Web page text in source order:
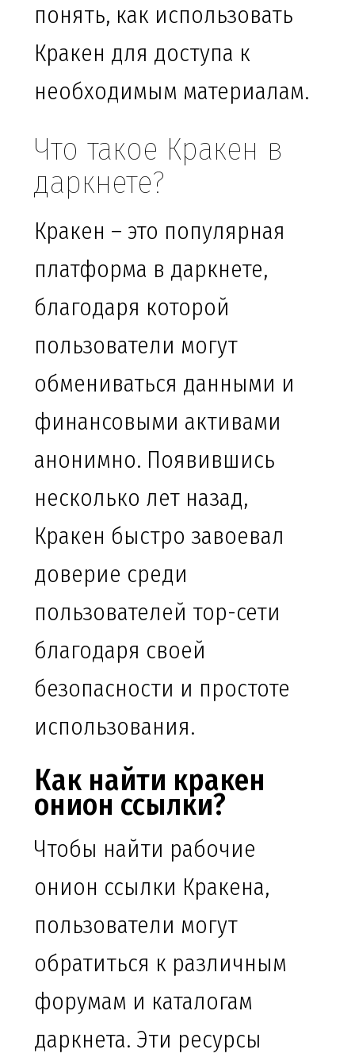
понять, как использовать
Кракен для доступа к
необходимым материалам.
Что такое Кракен в
даркнете?
Кракен – это популярная
платформа в даркнете,
благодаря которой
пользователи могут
обмениваться данными и
финансовыми активами
анонимно. Появившись
несколько лет назад,
Кракен быстро завоевал
доверие среди
пользователей тор-сети
благодаря своей
безопасности и простоте
использования.
Как найти кракен
онион ссылки?
Чтобы найти рабочие
онион ссылки Кракена,
пользователи могут
обратиться к различным
форумам и каталогам
даркнета. Эти ресурсы